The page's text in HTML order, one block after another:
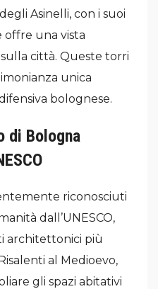
Asinelli, con i suoi
offre una vista
città. Queste torri
unica
bolognese.
di Bologna
riconosciuti
dall’UNESCO,
architettonici più
al Medioevo,
gli spazi abitativi